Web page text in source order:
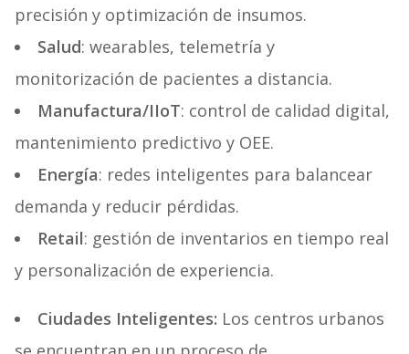
precisión y optimización de insumos.
Salud: wearables, telemetría y
monitorización de pacientes a distancia.
Manufactura/IIoT: control de calidad digital,
mantenimiento predictivo y OEE.
Energía: redes inteligentes para balancear
demanda y reducir pérdidas.
Retail: gestión de inventarios en tiempo real
y personalización de experiencia.
Ciudades Inteligentes: Los centros urbanos